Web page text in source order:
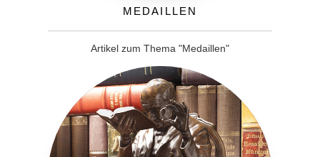
Medaillen
Artikel zum Thema "Medaillen"